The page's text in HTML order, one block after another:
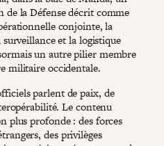
de la Défense décrit comme
conjointe, la
et la logistique
un autre pilier membre
militaire occidentale.
parlent de paix, de
Le contenu
plus profonde : des forces
des privilèges